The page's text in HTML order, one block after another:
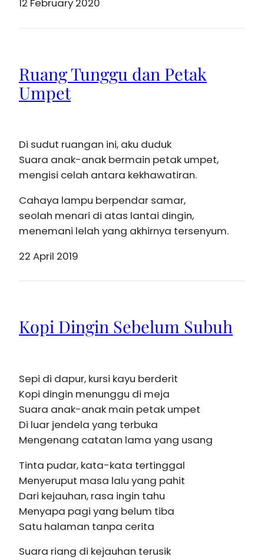
12 February 2020
Ruang Tunggu dan Petak
Umpet
Di sudut ruangan ini, aku duduk
Suara anak-anak bermain petak umpet,
mengisi celah antara kekhawatiran.
Cahaya lampu berpendar samar,
seolah menari di atas lantai dingin,
menemani lelah yang akhirnya tersenyum.
22 April 2019
Kopi Dingin Sebelum Subuh
Sepi di dapur, kursi kayu berderit
Kopi dingin menunggu di meja
Suara anak-anak main petak umpet
Di luar jendela yang terbuka
Mengenang catatan lama yang usang
Tinta pudar, kata-kata tertinggal
Menyeruput masa lalu yang pahit
Dari kejauhan, rasa ingin tahu
Menyapa pagi yang belum tiba
Satu halaman tanpa cerita
Suara riang di kejauhan terusik